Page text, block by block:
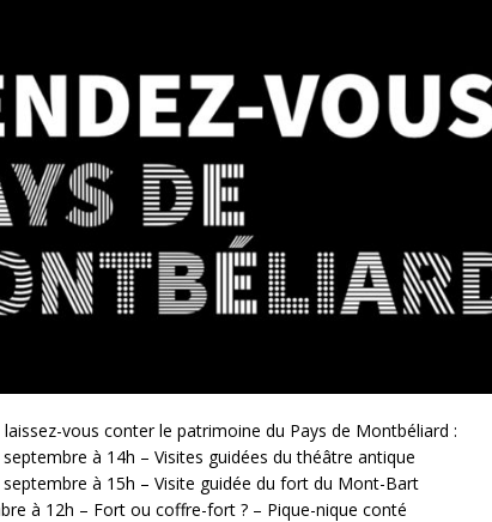
vous conter le patrimoine du Pays de Montbéliard :
à 14h – Visites guidées du théâtre antique
à 15h – Visite guidée du fort du Mont-Bart
à 12h – Fort ou coffre-fort ? – Pique-nique conté